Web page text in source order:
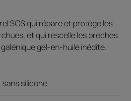
SOS qui répare et protège les
et qui rescelle les brèches.
gel-en-huile inédite.
silicone